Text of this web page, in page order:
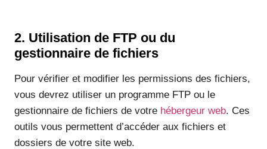
2. Utilisation de FTP ou du
gestionnaire de fichiers
Pour vérifier et modifier les permissions des fichiers,
vous devrez utiliser un programme FTP ou le
gestionnaire de fichiers de votre hébergeur web. Ces
outils vous permettent d’accéder aux fichiers et
dossiers de votre site web.